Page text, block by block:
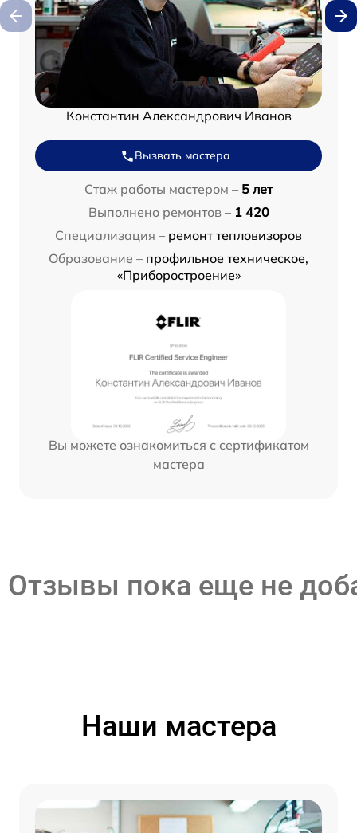
Константин Александрович Иванов
Вызвать мастера
Стаж работы мастером – 5 лет
Выполнено ремонтов – 1 420
Специализация – ремонт тепловизоров
Образование – профильное техническое,
«Приборостроение»
Вы можете ознакомиться с сертификатом
мастера
Отзывы пока еще не
Наши мастера